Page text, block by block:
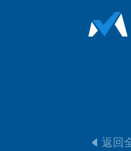
 返回